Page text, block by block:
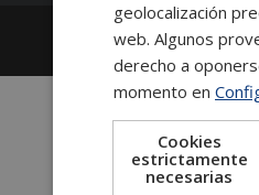
2026
Escuela de
Información legal
geolocalización
web. Algunos
derecho a
momento en
Cookies
estrictamente
necesarias